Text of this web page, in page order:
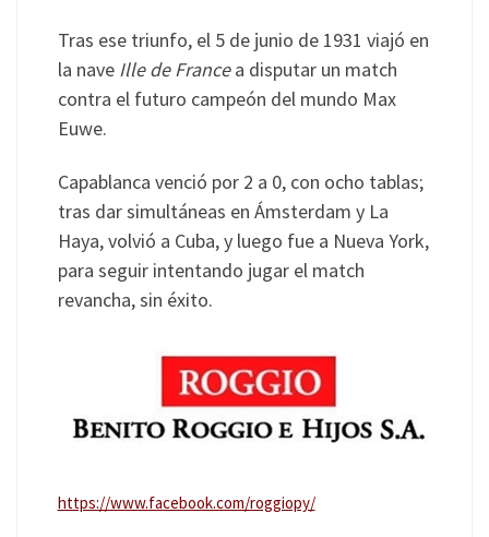
Tras ese triunfo, el 5 de junio de 1931 viajó en
la nave Ille de Francea disputar un match
contra el futuro campeón del mundo Max
Euwe.
Capablanca venció por 2 a 0, con ocho tablas;
tras dar simultáneas en Ámsterdam y La
Haya, volvió a Cuba, y luego fue a Nueva York,
para seguir intentando jugar el match
revancha, sin éxito.
https://www.facebook.com/roggiopy/